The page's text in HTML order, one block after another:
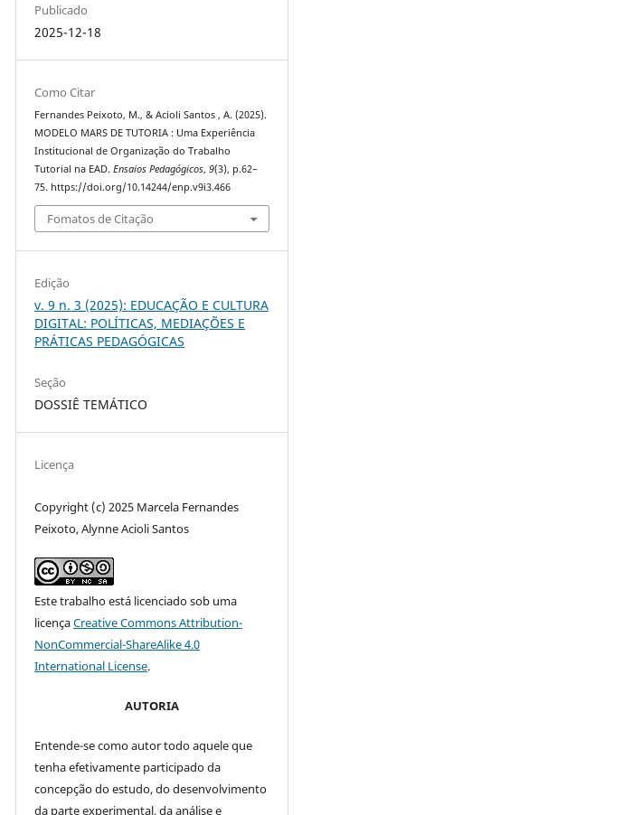
Publicado
2025-12-18
Como Citar
Fernandes Peixoto, M., & Acioli Santos , A. (2025).
MODELO MARS DE TUTORIA : Uma Experiência
Institucional de Organização do Trabalho
Tutorial na EAD.Ensaios Pedagógicos, 9(3), p.62–
75. https://doi.org/10.14244/enp.v9i3.466
Fomatos de Citação
Edição
v. 9 n. 3 (2025): EDUCAÇÃO E CULTURA
DIGITAL: POLÍTICAS, MEDIAÇÕES E
PRÁTICAS PEDAGÓGICAS
Seção
DOSSIÊ TEMÁTICO
Licença
Copyright (c) 2025 Marcela Fernandes
Peixoto, Alynne Acioli Santos
Este trabalho está licenciado sob uma
licençaCreative Commons Attribution-
NonCommercial-ShareAlike 4.0
International License.
AUTORIA
Entende-se como autor todo aquele que
tenha efetivamente participado da
concepção do estudo, do desenvolvimento
da parte experimental, da análise e